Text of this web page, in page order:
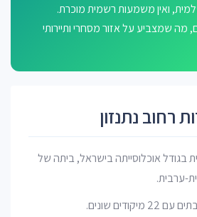
ואין משמעות רשמית מוכרת.
3,640 עסקים, מה שמצביע על אזור מסחרי ותיירותי
רחוב נתנזון
בגודל אוכלוסייתה בישראל, ביתה של
ערבית.